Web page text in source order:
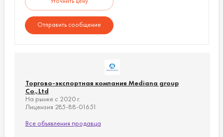
Насадки, которые просто и легко
отделяются съемным рычагом от корпуса
мясорубки.
Двигатель: 1Ø/3Ø, 220 В / 380 В, 750 Вт.
Производительность: 300 кг / ч.
Диаметр ножа: Ø76 м.
Отправить сообщение
Торгово-экспортная компания Mediana group
Co.,Ltd
На рынке с 2020 г.
Лицензия 285-88-01651
Все объявления продавца